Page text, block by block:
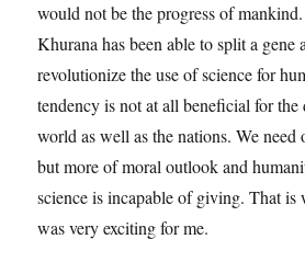
would not be the pro­gress of
Khurana has been able to split a gene
revolutionize the use of science for
tendency is not at all beneficial for the
world as well as the nations. We need
but more of moral outlook and
science is incapable of giving. That is
was very exciting for me.